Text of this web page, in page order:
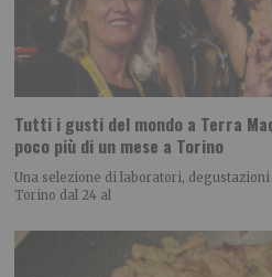
Tutti i gusti del mondo a Terra
poco più di un mese a Torino
Una selezione di laboratori,
Torino dal 24 al